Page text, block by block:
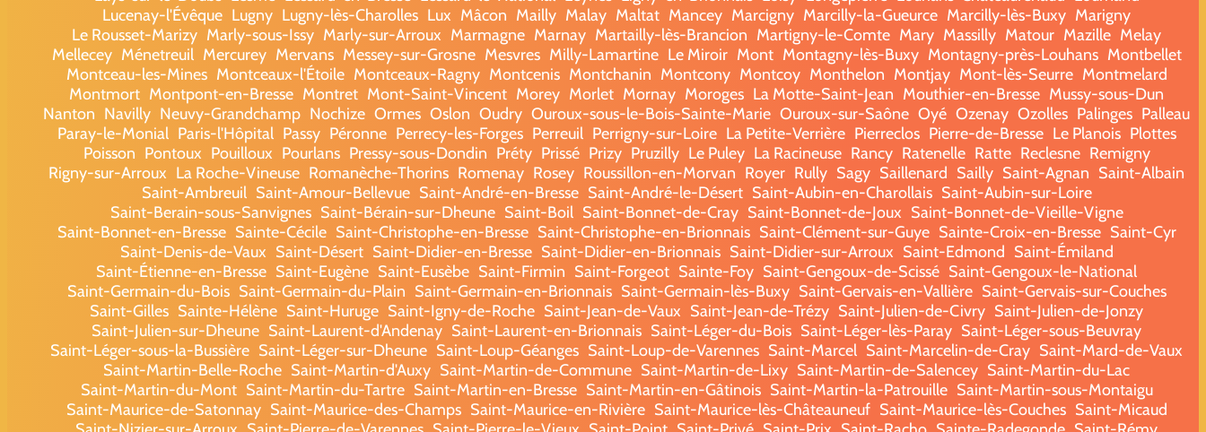
Lucenay-l'Évêque Lugny Lugny-lès-Charolles Lux Mâcon Mailly Malay Maltat Mancey Marcigny Marcilly-la-Gueurce Marcilly-lès-Buxy Marigny
Le Rousset-Marizy Marly-sous-Issy Marly-sur-Arroux Marmagne Marnay Martailly-lès-Brancion Martigny-le-Comte Mary Massilly Matour Mazille Melay
Mellecey Ménetreuil Mercurey Mervans Messey-sur-Grosne Mesvres Milly-Lamartine Le Miroir Mont Montagny-lès-Buxy Montagny-près-Louhans Montbellet
Montceau-les-Mines Montceaux-l'Étoile Montceaux-Ragny Montcenis Montchanin Montcony Montcoy Monthelon Montjay Mont-lès-Seurre Montmelard
Montmort Montpont-en-Bresse Montret Mont-Saint-Vincent Morey Morlet Mornay Moroges La Motte-Saint-Jean Mouthier-en-Bresse Mussy-sous-Dun
Nanton Navilly Neuvy-Grandchamp Nochize Ormes Oslon Oudry Ouroux-sous-le-Bois-Sainte-Marie Ouroux-sur-Saône Oyé Ozenay Ozolles Palinges Palleau
Paray-le-Monial Paris-l'Hôpital Passy Péronne Perrecy-les-Forges Perreuil Perrigny-sur-Loire La Petite-Verrière Pierreclos Pierre-de-Bresse Le Planois Plottes
Poisson Pontoux Pouilloux Pourlans Pressy-sous-Dondin Préty Prissé Prizy Pruzilly Le Puley La Racineuse Rancy Ratenelle Ratte Reclesne Remigny
Rigny-sur-Arroux La Roche-Vineuse Romanèche-Thorins Romenay Rosey Roussillon-en-Morvan Royer Rully Sagy Saillenard Sailly Saint-Agnan Saint-Albain
Saint-Ambreuil Saint-Amour-Bellevue Saint-André-en-Bresse Saint-André-le-Désert Saint-Aubin-en-Charollais Saint-Aubin-sur-Loire
Saint-Berain-sous-Sanvignes Saint-Bérain-sur-Dheune Saint-Boil Saint-Bonnet-de-Cray Saint-Bonnet-de-Joux Saint-Bonnet-de-Vieille-Vigne
Saint-Bonnet-en-Bresse Sainte-Cécile Saint-Christophe-en-Bresse Saint-Christophe-en-Brionnais Saint-Clément-sur-Guye Sainte-Croix-en-Bresse Saint-Cyr
Saint-Denis-de-Vaux Saint-Désert Saint-Didier-en-Bresse Saint-Didier-en-Brionnais Saint-Didier-sur-Arroux Saint-Edmond Saint-Émiland
Saint-Étienne-en-Bresse Saint-Eugène Saint-Eusèbe Saint-Firmin Saint-Forgeot Sainte-Foy Saint-Gengoux-de-Scissé Saint-Gengoux-le-National
Saint-Germain-du-Bois Saint-Germain-du-Plain Saint-Germain-en-Brionnais Saint-Germain-lès-Buxy Saint-Gervais-en-Vallière Saint-Gervais-sur-Couches
Saint-Gilles Sainte-Hélène Saint-Huruge Saint-Igny-de-Roche Saint-Jean-de-Vaux Saint-Jean-de-Trézy Saint-Julien-de-Civry Saint-Julien-de-Jonzy
Saint-Julien-sur-Dheune Saint-Laurent-d'Andenay Saint-Laurent-en-Brionnais Saint-Léger-du-Bois Saint-Léger-lès-Paray Saint-Léger-sous-Beuvray
Saint-Léger-sous-la-Bussière Saint-Léger-sur-Dheune Saint-Loup-Géanges Saint-Loup-de-Varennes Saint-Marcel Saint-Marcelin-de-Cray Saint-Mard-de-Vaux
Saint-Martin-Belle-Roche Saint-Martin-d'Auxy Saint-Martin-de-Commune Saint-Martin-de-Lixy Saint-Martin-de-Salencey Saint-Martin-du-Lac
Saint-Martin-du-Mont Saint-Martin-du-Tartre Saint-Martin-en-Bresse Saint-Martin-en-Gâtinois Saint-Martin-la-Patrouille Saint-Martin-sous-Montaigu
Saint-Maurice-de-Satonnay Saint-Maurice-des-Champs Saint-Maurice-en-Rivière Saint-Maurice-lès-Châteauneuf Saint-Maurice-lès-Couches Saint-Micaud